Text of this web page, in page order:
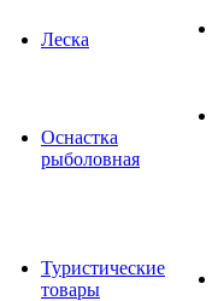
Леска
Оснастка
рыболовная
Туристические
товары